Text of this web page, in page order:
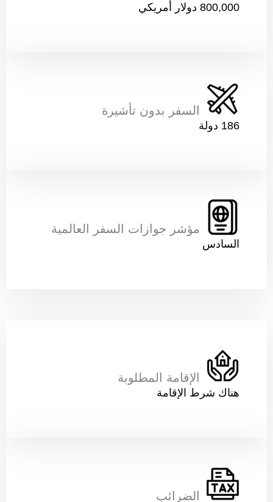
800,000 دولار أمريكي
السفر بدون تأشيرة
186 دولة
مؤشر جوازات السفر العالمية
السادس
الإقامة المطلوبة
هناك شرط الإقامة
الضرائب